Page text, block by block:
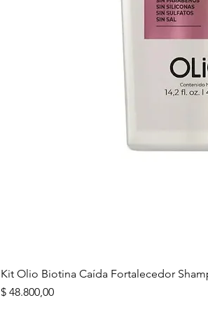
Kit Olio Biotina Caída Fortalecedor
Precio
$ 48.800,00